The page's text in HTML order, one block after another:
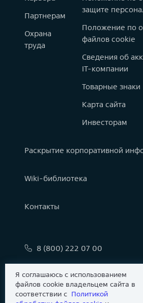
Партнерам
Охрана
труда
защите
Положение по
файлов cookie
Сведения об
IT-компании
Товарные знаки
Карта сайта
Инвесторам
Раскрытие корпоративной
Wiki-библиотека
Контакты
8 (800) 222 07 00
Я соглашаюсь с использованием
файлов cookie владельцем сайта в
соответствии с Политикой